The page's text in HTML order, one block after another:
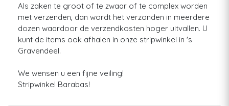
Als zaken te groot of te zwaar of te complex worden
met verzenden, dan wordt het verzonden in meerdere
dozen waardoor de verzendkosten hoger uitvallen. U
kunt de items ook afhalen in onze stripwinkel in 's
Gravendeel.
We wensen u een fijne veiling!
Stripwinkel Barabas!